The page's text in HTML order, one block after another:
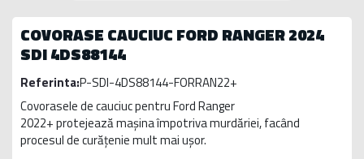
COVORASE CAUCIUC FORD RANGER 2024
SDI 4DS88144
Referinta:P-SDI-4DS88144-FORRAN22+
Covorasele de cauciuc pentru Ford Ranger
2022+ protejează mașina împotriva murdăriei, facând
procesul de curățenie mult mai ușor.